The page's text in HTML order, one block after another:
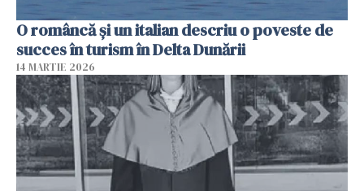
O româncă și un italian descriu o poveste de
succes în turism în Delta Dunării
14 MARTIE 2026